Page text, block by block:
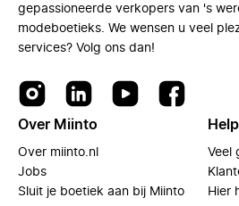
gepassioneerde verkopers van 's
modeboetieks. We wensen u veel
services? Volg ons dan!
Over Miinto
Over miinto.nl
Jobs
Sluit je boetiek aan bij Miinto
Help
Veel
Hier